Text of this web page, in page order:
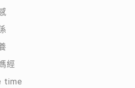
經
time